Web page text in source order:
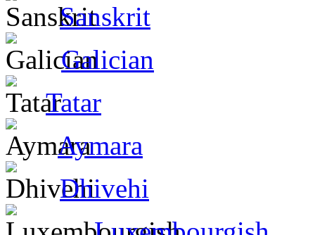
Sanskrit
Galician
Tatar
Aymara
Dhivehi